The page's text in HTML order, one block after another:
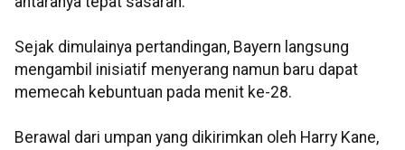
Sejak dimulainya pertandingan, Bayern langsung
mengambil inisiatif menyerang namun baru dapat
memecah kebuntuan pada menit ke-28.
Berawal dari umpan yang dikirimkan oleh Harry Kane,